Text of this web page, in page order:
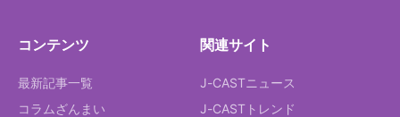
コンテンツ
最新記事一覧
コラムざんまい
関連サイト
J-CASTニュース
J-CASTトレンド